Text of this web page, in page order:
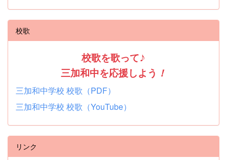
校歌
校歌を歌って♪
三加和中を応援しよう ！
三加和中学校 校歌（PDF）
三加和中学校 校歌（YouTube）
リンク